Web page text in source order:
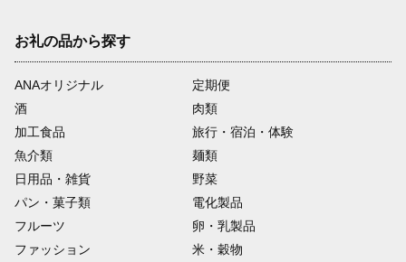
お礼の品から探す
ANAオリジナル
定期便
酒
肉類
加工食品
旅行・宿泊・体験
魚介類
麺類
日用品・雑貨
野菜
パン・菓子類
電化製品
フルーツ
卵・乳製品
ファッション
米・穀物